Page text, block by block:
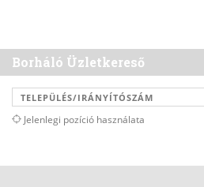
Borháló Üzletkereső
Jelenlegi pozíció használata